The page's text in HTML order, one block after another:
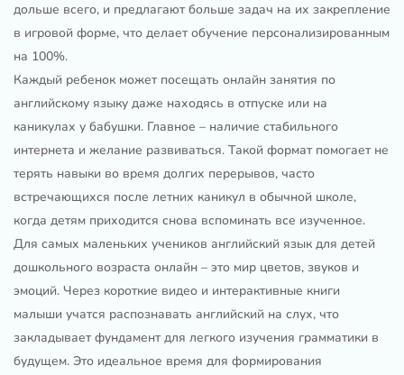
дольше всего, и предлагают больше задач на их закрепление
в игровой форме, что делает обучение персонализированным
на 100%.
Каждый ребенок может посещать онлайн занятия по
английскому языку даже находясь в отпуске или на
каникулах у бабушки. Главное – наличие стабильного
интернета и желание развиваться. Такой формат помогает не
терять навыки во время долгих перерывов, часто
встречающихся после летних каникул в обычной школе,
когда детям приходится снова вспоминать все изученное.
Для самых маленьких учеников английский язык для детей
дошкольного возраста онлайн – это мир цветов, звуков и
эмоций. Через короткие видео и интерактивные книги
малыши учатся распознавать английский на слух, что
закладывает фундамент для легкого изучения грамматики в
будущем. Это идеальное время для формирования